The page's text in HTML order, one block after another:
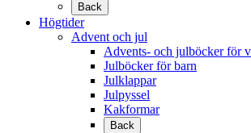
Back
Högtider
Advent och jul
Advents- och julböcker för
Julböcker för barn
Julklappar
Julpyssel
Kakformar
Back